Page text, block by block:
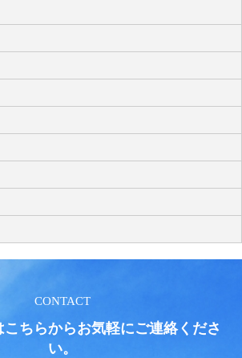
CONTACT
ちらからお気軽にご連絡くださ
い。